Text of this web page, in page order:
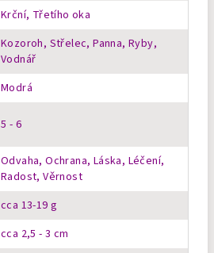
Krční, Třetího oka
Kozoroh, Střelec, Panna, Ryby,
Vodnář
Modrá
5 - 6
Odvaha, Ochrana, Láska, Léčení,
Radost, Věrnost
cca 13-19 g
cca 2,5 - 3 cm